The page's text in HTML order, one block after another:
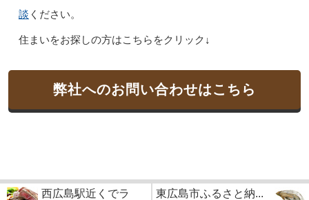
談 ください。
住まいをお探しの方はこちらをクリック↓
弊社へのお問い合わせはこちら
西広島駅近くでラ
東広島市ふるさと納...